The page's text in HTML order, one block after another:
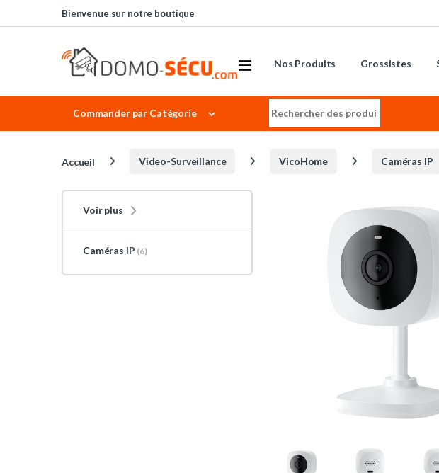
Skip to navigation
Skip to contentBienvenue sur notre boutique
Nos Produits Grossistes
Commander par Catégorie
Accueil Video-Surveillance VicoHome Caméras IP
Voir plus
Caméras IP (6)